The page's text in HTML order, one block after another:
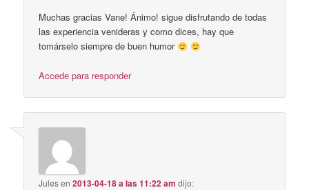
Muchas gracias Vane! Ánimo! sigue disfrutando de todas
las experiencia venideras y como dices, hay que
tomárselo siempre de buen humor
Accede para responder
Julesen2013-04-18 a las 11:22 am dijo: